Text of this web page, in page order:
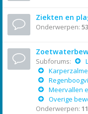
Ziekten en
Onderwerpen:
Subforums:
Meervallen
Overige
Onderwerpen: